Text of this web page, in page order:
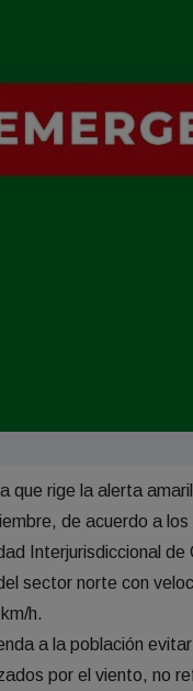
que rige la alerta
de acuerdo a
Interjurisdiccional de
sector norte con
h.
a la población
por el viento, no